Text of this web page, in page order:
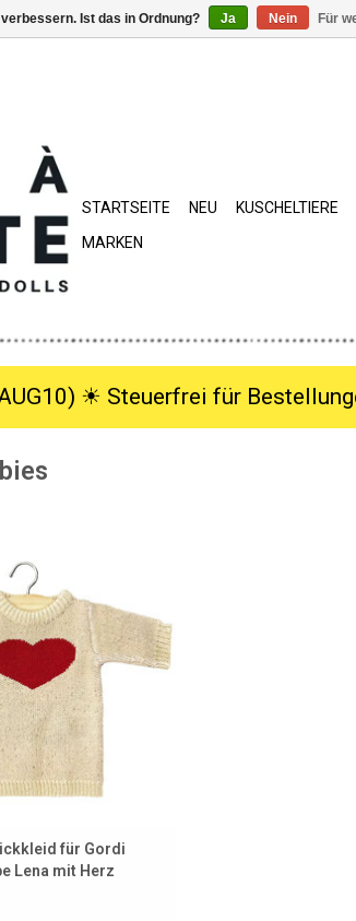
STARTSEITE NEU KUSCHELTIERE
MARKEN
☀︎ Steuerfrei für
Gordi-Puppe.
HINZUFÜGEN
für Gordi
Lena mit Herz
Ist das in Ordnung? Ja Nein Für